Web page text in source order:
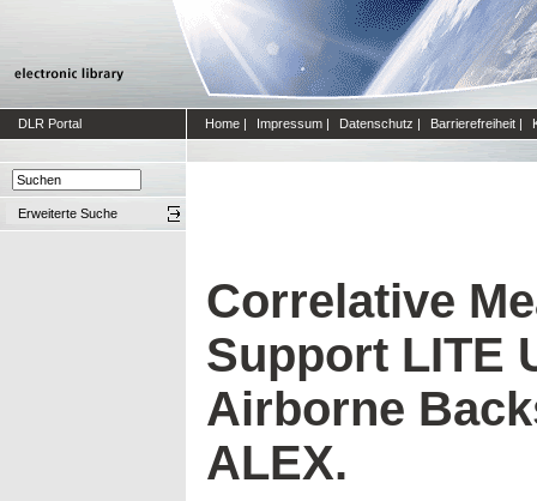
DLR Portal Home | Impressum | Datenschutz | Barrierefreiheit |
Erweiterte Suche
Correlative
Support LITE
Airborne
ALEX.